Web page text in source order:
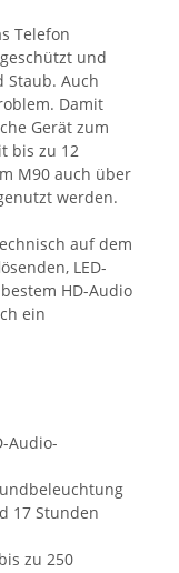
Telefon
und
Staub. Auch
Damit
Gerät zum
bis zu 12
M90 auch über
werden.
auf dem
LED-
HD-Audio
ein
Audio-
17 Stunden
zu 250